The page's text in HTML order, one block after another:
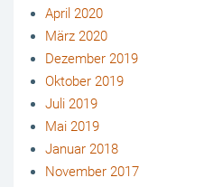
April 2020
März 2020
Dezember 2019
Oktober 2019
Juli 2019
Mai 2019
Januar 2018
November 2017